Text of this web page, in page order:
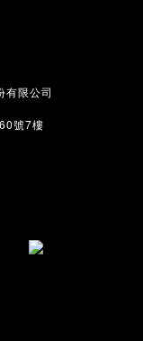
有限公司
號7樓